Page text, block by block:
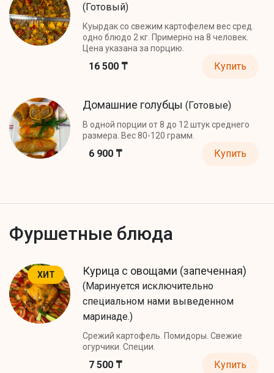
(Готовый)
Куырдак со свежим картофелем вес сред.
одно блюдо 2 кг. Примерно на 8 человек.
Цена указана за порцию.
16 500 ₸ Купить
Домашние голубцы (Готовые)
В одной порции от 8 до 12 штук среднего
размера. Вес 80-120 грамм.
6 900 ₸ Купить
Фуршетные блюда
ХИТ Курица с овощами (запеченная)
(Маринуется исключительно
специальном нами выведенном
маринаде.)
Срежий картофель. Помидоры. Свежие
огурчики. Специи.
7 500 ₸ Купить